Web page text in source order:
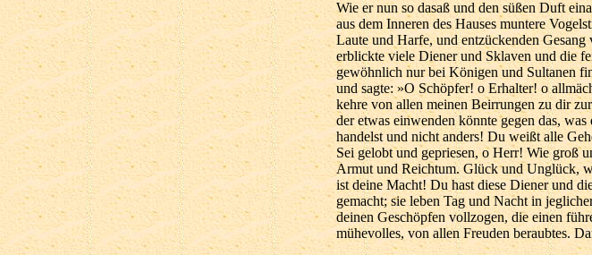
Wie er nun so dasaß und den süßen Duft
aus dem Inneren des Hauses muntere
Laute und Harfe, und entzückenden
erblickte viele Diener und Sklaven und die
gewöhnlich nur bei Königen und Sultanen
und sagte: »O Schöpfer! o Erhalter! o
kehre von allen meinen Beirrungen zu dir
der etwas einwenden könnte gegen das,
handelst und nicht anders! Du weißt alle
Sei gelobt und gepriesen, o Herr! Wie groß
Armut und Reichtum. Glück und Unglück,
ist deine Macht! Du hast diese Diener und
gemacht; sie leben Tag und Nacht in
deinen Geschöpfen vollzogen, die einen
mühevolles, von allen Freuden beraubtes.